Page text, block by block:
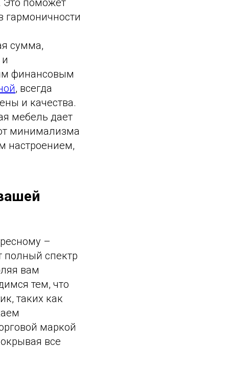
Это поможет
гармоничности
сумма,
финансовым
, всегда
и качества.
мебель дает
минимализма
настроением,
–
полный спектр
вам
тем, что
таких как
маркой
все